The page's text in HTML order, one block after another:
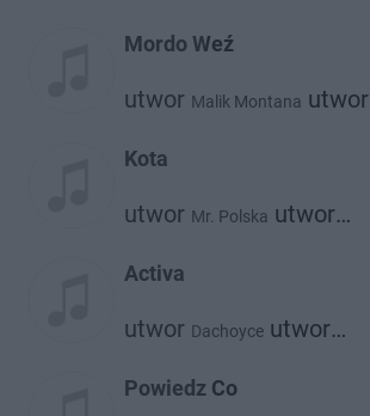
Mordo Weź
utwor Malik Montana utwor
Kota
utwor Mr. Polska utwor
Activa
utwor Dachoyce utwor
Powiedz Co